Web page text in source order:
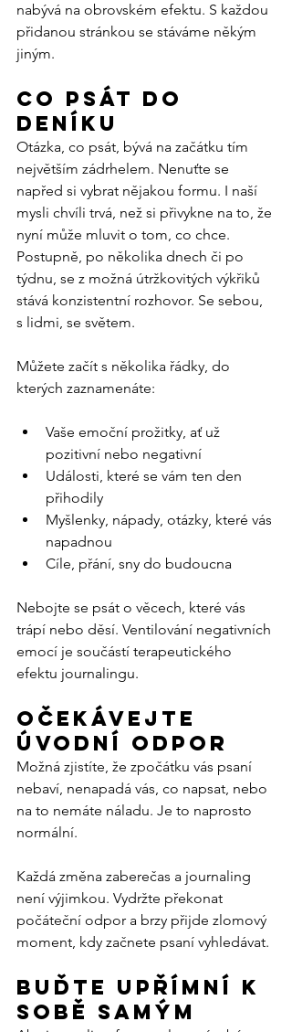
nabývá na obrovském efektu. S každou
přidanou stránkou se stáváme někým
jiným.
Co psát do
deníku
Otázka, co psát, bývá na začátku tím
největším zádrhelem. Nenuťte se
napřed si vybrat nějakou formu. I naší
mysli chvíli trvá, než si přivykne na to, že
nyní může mluvit o tom, co chce.
Postupně, po několika dnech či po
týdnu, se z možná útržkovitých výkřiků
stává konzistentní rozhovor. Se sebou,
s lidmi, se světem.
Můžete začít s několika řádky, do
kterých zaznamenáte:
Vaše emoční prožitky, ať už
pozitivní nebo negativní
Události, které se vám ten den
přihodily
Myšlenky, nápady, otázky, které vás
napadnou
Cíle, přání, sny do budoucna
Nebojte se psát o věcech, které vás
trápí nebo děsí. Ventilování negativních
emocí je součástí terapeutického
efektu journalingu.
Očekávejte
úvodní odpor
Možná zjistíte, že zpočátku vás psaní
nebaví, nenapadá vás, co napsat, nebo
na to nemáte náladu. Je to naprosto
normální.
Každá změna zaberečas a journaling
není výjimkou. Vydržte překonat
počáteční odpor a brzy přijde zlomový
moment, kdy začnete psaní vyhledávat.
Buďte upřímní k
sobě samým